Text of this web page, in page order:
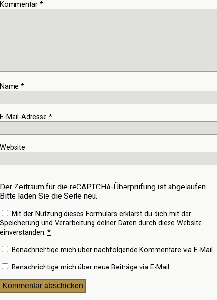
Kommentar *
Name *
E-Mail-Adresse *
Website
Der Zeitraum für die reCAPTCHA-Überprüfung ist abgelaufen.
Bitte laden Sie die Seite neu.
Mit der Nutzung dieses Formulars erklärst du dich mit der
Speicherung und Verarbeitung deiner Daten durch diese Website
einverstanden. *
Benachrichtige mich über nachfolgende Kommentare via E-Mail.
Benachrichtige mich über neue Beiträge via E-Mail.